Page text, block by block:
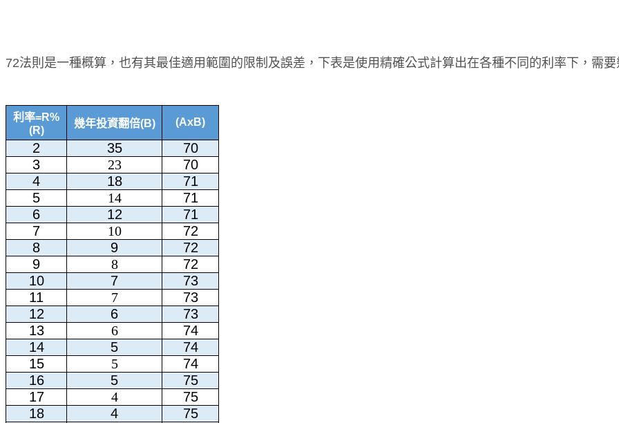
72法則是一種概算，也有其最佳適用範圍的限制及誤差，下表是使用精確公式計算出在各種不同的利率下，需要
利率=R%
(R)
幾年投資翻倍(B) (AxB)
2 35
70
3
23
70
4
18
71
5
14
71
6
12
71
7
10
72
8
9
72
9
8
72
10
7
73
11
7
73
12
6
73
13
6
74
14
5
74
15
5
74
16
5
75
17
4
75
18
4
75